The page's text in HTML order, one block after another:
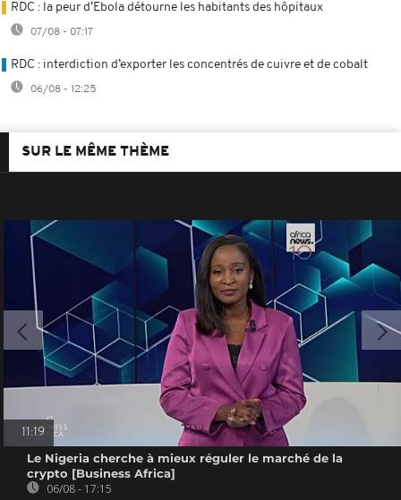
RDC : la peur d’Ebola détourne les habitants des hôpitaux
07/08 - 07:17
RDC : interdiction d’exporter les concentrés de cuivre et de cobalt
06/08 - 12:25
SUR LE MÊME THÈME
11:19
Le Nigeria cherche à mieux réguler le marché de la
crypto [Business Africa]
06/08 - 17:15